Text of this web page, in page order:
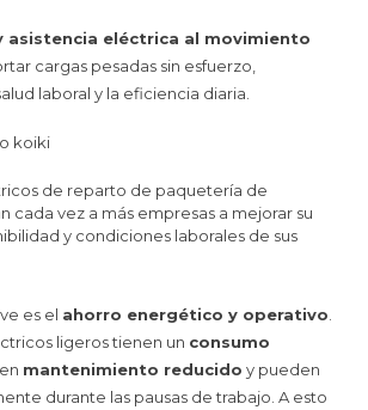
asistencia eléctrica al movimiento
cargas pesadas sin esfuerzo,
laboral y la eficiencia diaria.
de reparto de paquetería de
cada vez a más empresas a mejorar su
y condiciones laborales de sus
es el ahorro energético y operativo
ligeros tienen un consumo
mantenimiento reducido y pueden
durante las pausas de trabajo. A esto